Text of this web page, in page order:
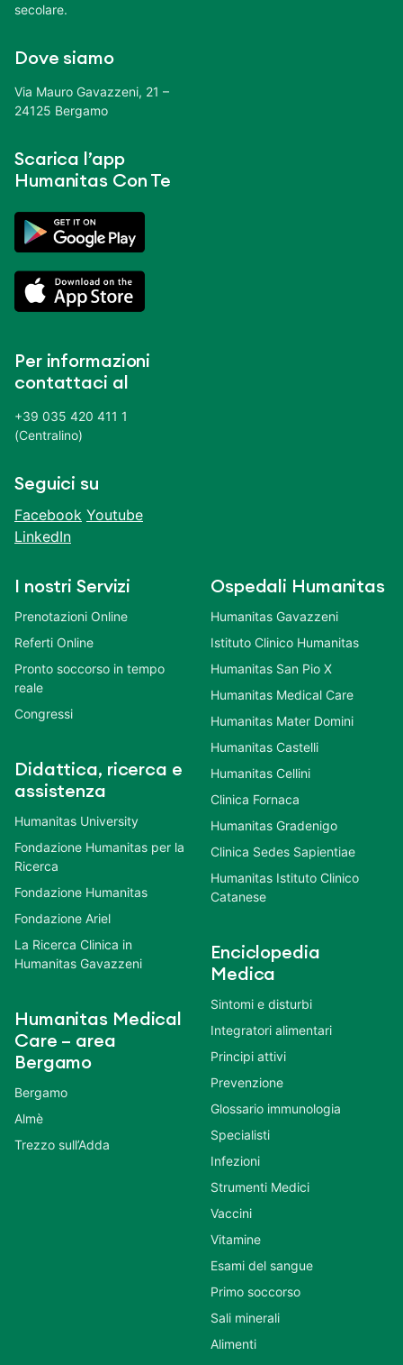
secolare.
Dove siamo
Via Mauro Gavazzeni, 21 –
24125 Bergamo
Scarica l’app
Humanitas Con Te
Per informazioni
contattaci al
+39 035 420 411 1
(Centralino)
Seguici su
Facebook Youtube
LinkedIn
I nostri Servizi
Prenotazioni Online
Referti Online
Pronto soccorso in tempo
reale
Congressi
Didattica, ricerca e
assistenza
Humanitas University
Fondazione Humanitas per la
Ricerca
Fondazione Humanitas
Fondazione Ariel
La Ricerca Clinica in
Humanitas Gavazzeni
Humanitas Medical
Care – area
Bergamo
Bergamo
Almè
Trezzo sull’Adda
Ospedali Humanitas
Humanitas Gavazzeni
Istituto Clinico Humanitas
Humanitas San Pio X
Humanitas Medical Care
Humanitas Mater Domini
Humanitas Castelli
Humanitas Cellini
Clinica Fornaca
Humanitas Gradenigo
Clinica Sedes Sapientiae
Humanitas Istituto Clinico
Catanese
Enciclopedia
Medica
Sintomi e disturbi
Integratori alimentari
Principi attivi
Prevenzione
Glossario immunologia
Specialisti
Infezioni
Strumenti Medici
Vaccini
Vitamine
Esami del sangue
Primo soccorso
Sali minerali
Alimenti